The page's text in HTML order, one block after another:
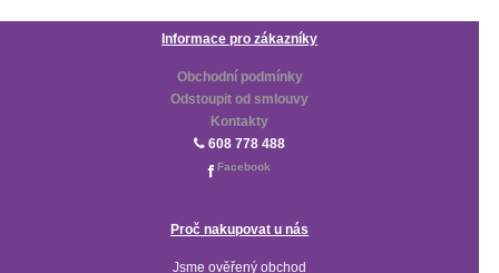
Informace pro zákazníky
Obchodní podmínky
Odstoupit od smlouvy
Kontakty
608 778 488
Facebook
Proč nakupovat u nás
Jsme ověřený obchod